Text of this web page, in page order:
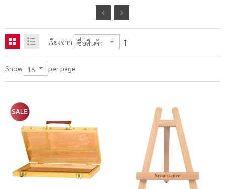
เรียงจาก
Show per page